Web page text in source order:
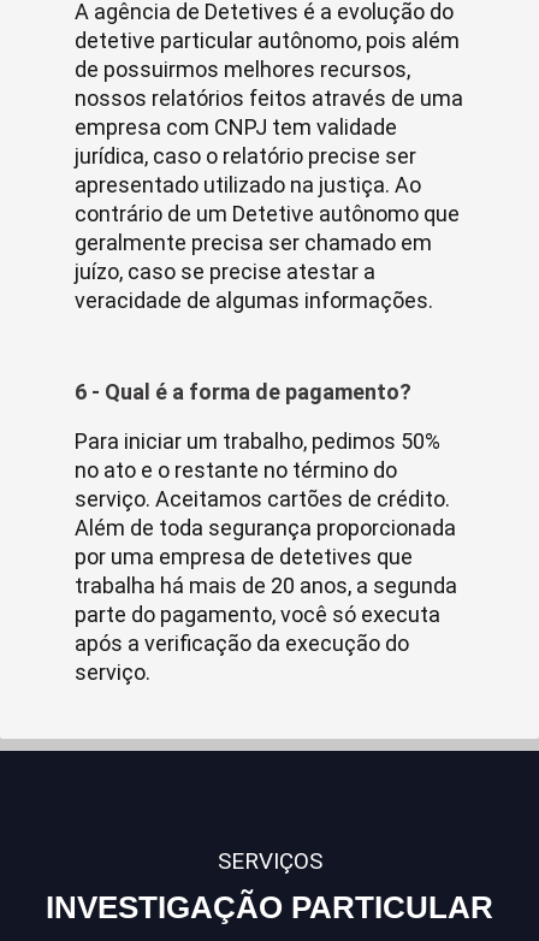
A agência de Detetives é a evolução do
detetive particular autônomo, pois além
de possuirmos melhores recursos,
nossos relatórios feitos através de uma
empresa com CNPJ tem validade
jurídica, caso o relatório precise ser
apresentado utilizado na justiça. Ao
contrário de um Detetive autônomo que
geralmente precisa ser chamado em
juízo, caso se precise atestar a
veracidade de algumas informações.
6 - Qual é a forma de pagamento?
Para iniciar um trabalho, pedimos 50%
no ato e o restante no término do
serviço. Aceitamos cartões de crédito.
Além de toda segurança proporcionada
por uma empresa de detetives que
trabalha há mais de 20 anos, a segunda
parte do pagamento, você só executa
após a verificação da execução do
serviço.
SERVIÇOS
INVESTIGAÇÃO PARTICULAR